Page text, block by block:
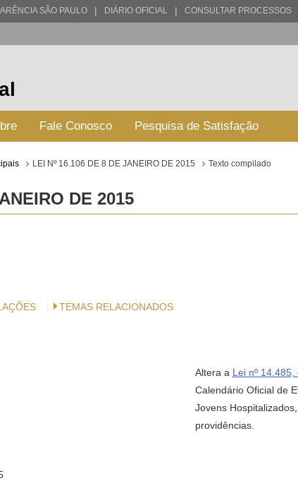
SÃO PAULO | DIÁRIO OFICIAL | CONSULTAR PROCESSOS
Fale Conosco Pesquisa de Satisfação
LEI Nº 16.106 DE 8 DE JANEIRO DE 2015 Texto compilado
DE 2015
TEMAS RELACIONADOS
Altera a Lei nº
Calendário Oficial de
Jovens
providências.